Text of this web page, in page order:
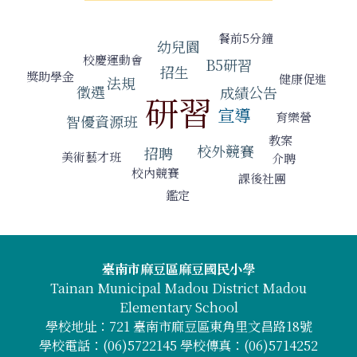
校慶運動會
幼兒園 餐前5分鐘
獎助學金 法規
招生
B5研習
徵選
健康促進
研習 成績公告
智優資源班
宣導 育樂營
美術藝才班 招聘 校外競賽
教案
校內競賽
介聘
課後社團
鑑定
頁尾區域內容臺南市麻豆區麻豆國民小學
Tainan Municipal Madou District Madou
Elementary School
學校地址：721 臺南市麻豆區東角里文昌路18號
學校電話：(06)5722145 學校傳真：(06)5714252